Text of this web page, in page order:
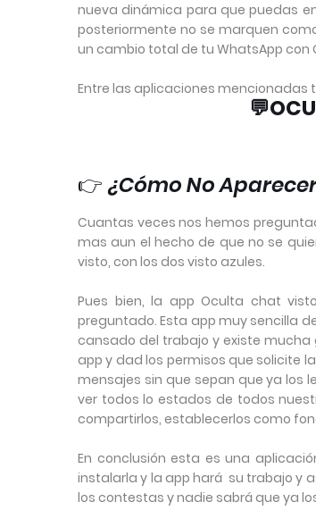
nueva dinámica para que puedas
posteriormente no se marquen
un cambio total de tu WhatsApp con
Entre las aplicaciones mencionadas
👉¿Cómo No
Cuantas veces nos hemos
mas aun el hecho de que no se
visto, con los dos visto azules.
Pues bien, la app Oculta chat
preguntado. Esta app muy sencilla
cansado del trabajo y existe
app y dad los permisos que solicite
mensajes sin que sepan que ya los
ver todos lo estados de todos
compartirlos, establecerlos como
En conclusión esta es una
instalarla y la app hará su trabajo y
los contestas y nadie sabrá que ya